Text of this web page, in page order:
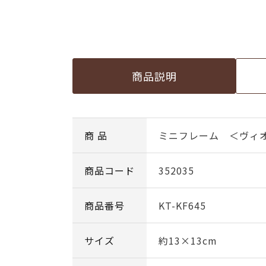
商品説明
商 品 ミニフレーム ＜ヴィ
商品コード 352035
商品番号 KT-KF645
サイズ 約13×13cm